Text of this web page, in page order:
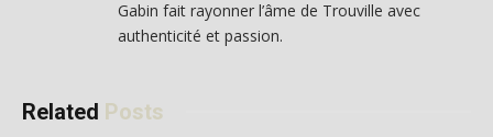
Gabin fait rayonner l’âme de Trouville avec
authenticité et passion.
Related Posts